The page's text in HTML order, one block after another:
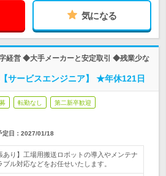
気になる
経営 ◆大手メーカーと安定取引 ◆残業少な
サービスエンジニア】 ★年休121日
転勤なし 第二新卒歓迎
定日： 2027/01/18
あり】工場用搬送ロボットの導入やメンテナ
ル対応などをお任せいたします。